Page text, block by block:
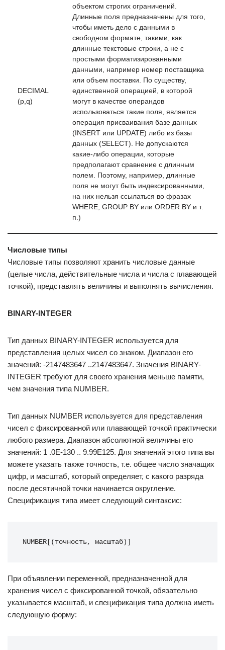
DECIMAL
(p,q)
объектом строгих ограничений.
Длинные поля предназначены для того,
чтобы иметь дело с данными в
свободном формате, такими, как
длинные текстовые строки, а не с
простыми форматизированными
данными, например номер поставщика
или объем поставки. По существу,
единственной операцией, в которой
могут в качестве операндов
использоваться такие поля, является
операция присваивания базе данных
(INSERT или UPDATE) либо из базы
данных (SELECT). He допускаются
какие-либо операции, которые
предполагают сравнение с длинным
полем. Поэтому, например, длинные
поля не могут быть индексированными,
на них нельзя ссылаться во фразах
WHERE, GROUP BY или ORDER BY и т.
п.)
Числовые типы
Числовые типы позволяют хранить числовые данные
(целые числа, действительные числа и числа с плавающей
точкой), представлять величины и выполнять вычисления.
BINARY-INTEGER
Тип данных BINARY-INTEGER используется для
представления целых чисел со знаком. Диапазон его
значений: -2147483647 ..2147483647. Значения BINARY-
INTEGER требуют для своего хранения меньше памяти,
чем значения типа NUMBER.
Тип данных NUMBER используется для представления
чисел с фиксированной или плавающей точкой практически
любого размера. Диапазон абсолютной величины его
значений: 1 .0Е-130 .. 9.99Е125. Для значений этого типа вы
можете указать также точность, т.е. общее число значащих
цифр, и масштаб, который определяет, с какого разряда
после десятичной точки начинается округление.
Спецификация типа имеет следующий синтаксис:
NUMBER[(точность, масштаб)]
При объявлении переменной, предназначенной для
хранения чисел с фиксированной точкой, обязательно
указывается масштаб, и спецификация типа должна иметь
следующую форму: